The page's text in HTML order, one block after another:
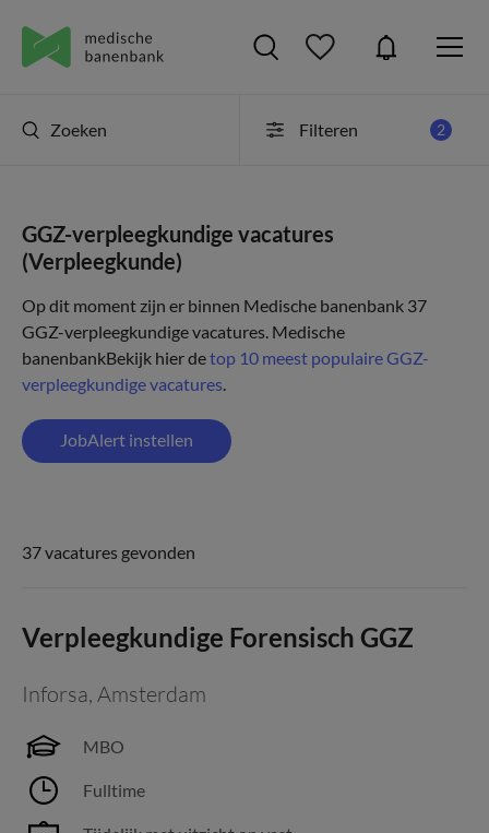
Zoeken Filteren 2
GGZ-verpleegkundige vacatures
(Verpleegkunde)
Op dit moment zijn er binnen Medische banenbank 37
GGZ-verpleegkundige vacatures. Medische
banenbankBekijk hier detop 10 meest populaire GGZ-
verpleegkundige vacatures.
JobAlert instellen
37 vacatures gevonden
Verpleegkundige Forensisch GGZ
Inforsa, Amsterdam
MBO
Fulltime